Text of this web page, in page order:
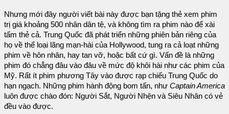
Nhưng mới đây người viết bài này được bạn tặng thẻ xem phim
trị giá khoảng 500 nhân dân tệ, và không tìm ra phim nào để xài
tấm thẻ cả. Trung Quốc đã phát triển những phiên bản riêng của
họ về thể loại lãng mạn-hài của Hollywood, tung ra cả loạt những
phim về hôn nhân, hay tan vỡ, hoặc bất cứ gì. Vấn đề là những
phim đó chẳng đâu vào đâu về mức độ khôi hài như các phim của
Mỹ. Rất ít phim phương Tây vào được rạp chiếu Trung Quốc do
hạn ngạch. Những phim hành động bom tấn, như Captain America
luôn được chào đón: Người Sắt, Người Nhện và Siêu Nhân có vẻ
đều vào được.